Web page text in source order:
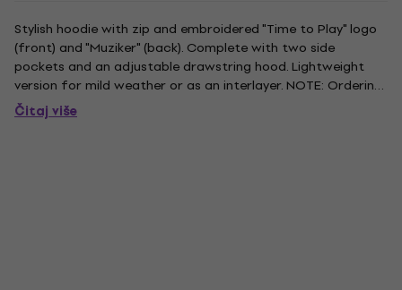
Stylish hoodie with zip and embroidered "Time to Play" logo
(front) and "Muziker" (back). Complete with two side
pockets and an adjustable drawstring hood. Lightweight
version for mild weather or as an interlayer. NOTE: Ordering
one size larger than usual is recommended.
Čitaj više